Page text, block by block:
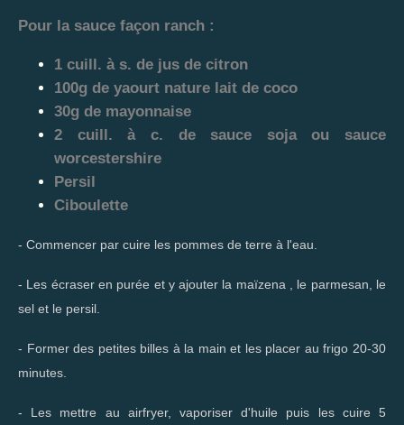
Pour la sauce façon ranch :
1 cuill. à s. de jus de citron
100g de yaourt nature lait de coco
30g de mayonnaise
2 cuill. à c. de sauce soja ou sauce
worcestershire
Persil
Ciboulette
- Commencer par cuire les pommes de terre à l'eau.
- Les écraser en purée et y ajouter la maïzena , le parmesan, le
sel et le persil.
- Former des petites billes à la main et les placer au frigo 20-30
minutes.
- Les mettre au airfryer, vaporiser d'huile puis les cuire 5